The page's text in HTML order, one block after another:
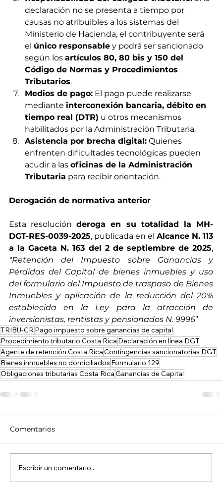
declaración no se presenta a tiempo por
causas no atribuibles a los sistemas del
Ministerio de Hacienda, el contribuyente será
el único responsable y podrá ser sancionado
según los artículos 80, 80 bis y 150 del
Código de Normas y Procedimientos
Tributarios.
Medios de pago: El pago puede realizarse
mediante interconexión bancaria, débito en
tiempo real (DTR) u otros mecanismos
habilitados por la Administración Tributaria.
Asistencia por brecha digital: Quienes
enfrenten dificultades tecnológicas pueden
acudir a las oficinas de la Administración
Tributaria para recibir orientación.
Derogación de normativa anterior
Esta resolución deroga en su totalidad la MH-
DGT-RES-0039-2025, publicada en el Alcance N. 113
a la Gaceta N. 163 del 2 de septiembre de 2025
“Retención del Impuesto sobre Ganancias y
Pérdidas del Capital de bienes inmuebles y uso
del formulario del Impuesto de traspaso de Bienes
Inmuebles y aplicación de la reducción del 20%
establecida en la Ley para la atracción de
inversionistas, rentistas y pensionados N. 9996”
TRIBU-CRPago impuesto sobre ganancias de capital
Procedimiento tributario Costa Rica Declaración en línea DGT
Agente de retención Costa RicaContingencias sancionatorias DGT
Bienes inmuebles no domiciliados Formulario 129
Obligaciones tributarias Costa RicaGanancias de Capital
Comentarios
Escribir un comentario...